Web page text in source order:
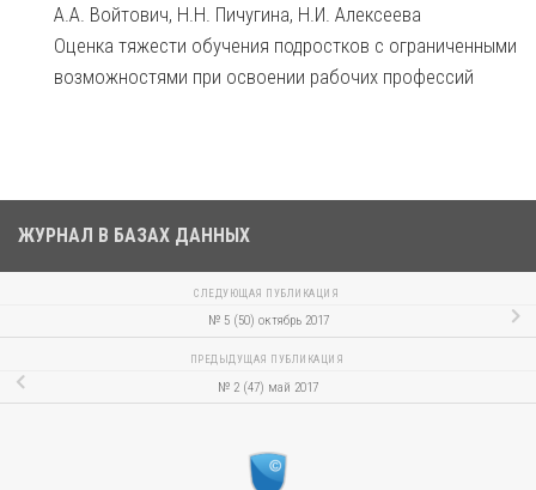
А.А. Войтович, Н.Н. Пичугина, Н.И. Алексеева
Оценка тяжести обучения подростков с ограниченными
возможностями при освоении рабочих профессий
ЖУРНАЛ В БАЗАХ ДАННЫХ
СЛЕДУЮЩАЯ ПУБЛИКАЦИЯ
№ 5 (50) октябрь 2017
ПРЕДЫДУЩАЯ ПУБЛИКАЦИЯ
№ 2 (47) май 2017